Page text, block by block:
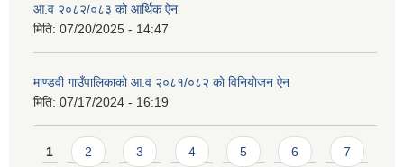
आ.व २०८२/०८३ को आर्थिक ऐन
मिति: 07/20/2025 - 14:47
माण्डवी गाउँपालिकाको आ.व २०८१/०८२ को विनियोजन ऐन
मिति: 07/17/2024 - 16:19
Pages
1 2 3 4 5 6 7